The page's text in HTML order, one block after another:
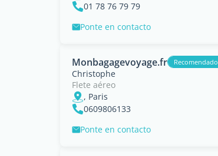
01 78 76 79 79
Ponte en contacto
Monbagagevoyage.fr Recomendado
Christophe
Flete aéreo
, Paris
0609806133
Ponte en contacto